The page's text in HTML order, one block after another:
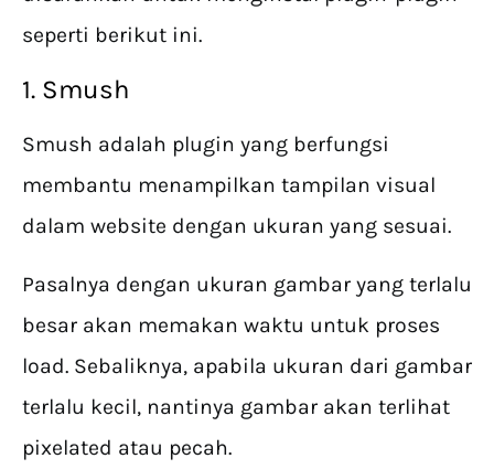
seperti berikut ini.
1. Smush
Smush adalah plugin yang berfungsi
membantu menampilkan tampilan visual
dalam website dengan ukuran yang sesuai.
Pasalnya dengan ukuran gambar yang terlalu
besar akan memakan waktu untuk proses
load. Sebaliknya, apabila ukuran dari gambar
terlalu kecil, nantinya gambar akan terlihat
pixelated atau pecah.